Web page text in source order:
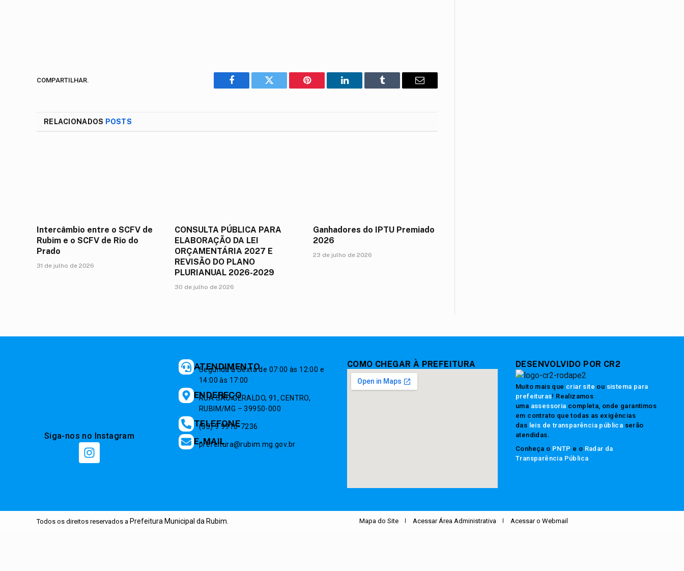
COMPARTILHAR.
Facebook Twitter Pinterest LinkedIn Tumblr
E-
RELACIONADOS POSTS
Intercâmbio entre o SCFV de
Rubim e o SCFV de Rio do
Prado
31 de julho de 2026
CONSULTA PÚBLICA PARA
ELABORAÇÃO DA LEI
ORÇAMENTÁRIA 2027 E
REVISÃO DO PLANO
PLURIANUAL 2026-2029
30 de julho de 2026
Ganhadores do IPTU Premiado
2026
23 de julho de 2026
Siga-nos no Instagram
ATENDIMENTO
Segunda à Sexta de 07:00 às 12:00 e
14:00 às 17:00
ENDEREÇO
RUA SÃO GERALDO, 91, CENTRO,
RUBIM/MG – 39950-000
TELEFONE
(33) 9 9916-7236
E-MAIL
prefeitura@rubim.mg.gov.br
COMO CHEGAR À PREFEITURA DESENVOLVIDO POR CR2
Muito mais que criar site ou sistema para
prefeituras! Realizamos
uma assessoria completa, onde garantimos
em contrato que todas as exigências
das leis de transparência pública serão
atendidas.
Conheça o PNTP e o Radar da
Transparência Pública
Todos os direitos reservados a Prefeitura Municipal da Rubim. Mapa do Site Acessar Área Administrativa Acessar o Webmail